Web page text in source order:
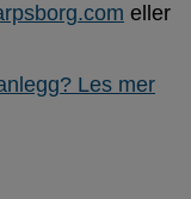
eller
Les mer